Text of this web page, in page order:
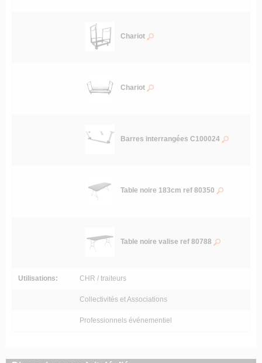
Chariot
Chariot
Barres interrangées C100024
Table noire 183cm ref 80350
Table noire valise ref 80788
Utilisations: CHR / traiteurs
Collectivités et Associations
Professionnels événementiel